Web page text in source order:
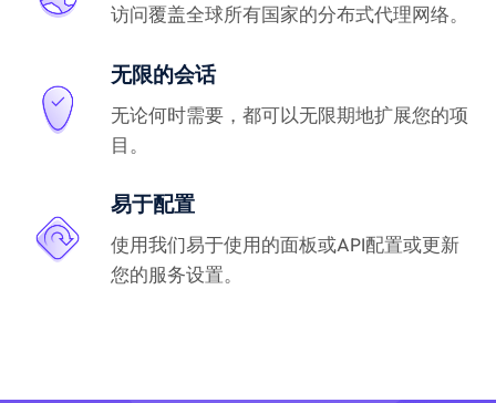
访问覆盖全球所有国家的分布式代理网络。
无限的会话
无论何时需要，都可以无限期地扩展您的项
目。
易于配置
使用我们易于使用的面板或API配置或更新
您的服务设置。